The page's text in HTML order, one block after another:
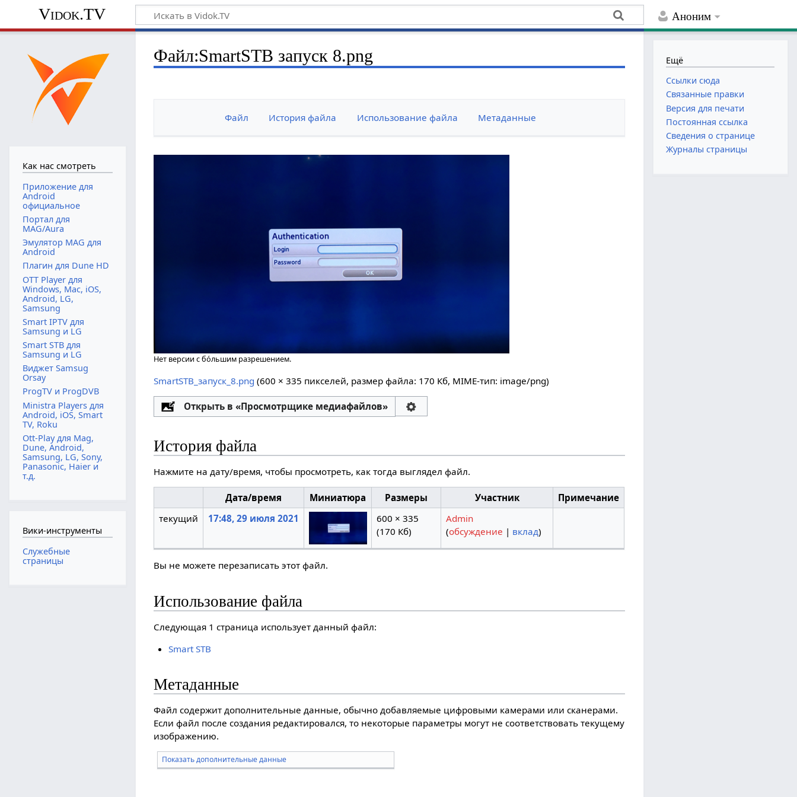
Аноним
Vidok.TV
Файл:SmartSTB запуск 8.png
Файл История файла Использование файла Метаданные
Нет версии с бо́льшим разрешением.
SmartSTB_запуск_8.png ‎(600 × 335 пикселей, размер файла: 170 Кб, MIME-тип: image/png)
Открыть в «Просмотрщике медиафайлов»
Настройка
История файла
Нажмите на дату/время, чтобы просмотреть, как тогда выглядел файл.
Дата/время Миниатюра Размеры Участник
Примечание
текущий
17:48, 29 июля 2021
600 × 335
(170 Кб)
Admin
(обсуждение | вклад)
Вы не можете перезаписать этот файл.
Использование файла
Следующая 1 страница использует данный файл:
Smart STB
Метаданные
Файл содержит дополнительные данные, обычно добавляемые цифровыми камерами или сканерами.
Если файл после создания редактировался, то некоторые параметры могут не соответствовать текущему
изображению.
Показать дополнительные данные
Как нас смотреть
Приложение для
Android
официальное
Портал для
MAG/Aura
Эмулятор MAG для
Android
Плагин для Dune HD
OTT Player для
Windows, Mac, iOS,
Android, LG,
Samsung
Smart IPTV для
Samsung и LG
Smart STB для
Samsung и LG
Виджет Samsug
Orsay
ProgTV и ProgDVB
Ministra Players для
Android, iOS, Smart
TV, Roku
Ott-Play для Mag,
Dune, Android,
Samsung, LG, Sony,
Panasonic, Haier и
т.д.
Вики-инструменты
Служебные
страницы
Ещё
Ссылки сюда
Связанные правки
Версия для печати
Постоянная ссылка
Сведения о странице
Журналы страницы